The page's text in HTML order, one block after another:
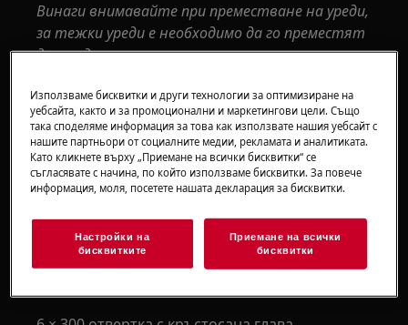
Винаги внимавайте при преместване на уреди,
за тежки уреди е необходимо да го преместят
двама души.
Винаги използвайте предпазни ръкавици и
затворени обувки.
Моля, обърнете внимание, че саморемонтът
или непрофесионалният ремонт могат да
имат последици за безопасността, ако не
бъдат направени правилно
Как да смените дръжката на вратата
Използваме бисквитки и други технологии за оптимизиране на
уебсайта, както и за промоционални и маркетингови цели. Също
така споделяме информация за това как използвате нашия уебсайт с
нашите партньори от социалните медии, рекламата и аналитиката.
Като кликнете върху „Приемане на всички бисквитки“ се
съгласявате с начина, по който използваме бисквитки. За повече
информация, моля, посетете нашата декларация за бисквитки.
Настройки на
бисквитките
Приемане на всички
бисквитки